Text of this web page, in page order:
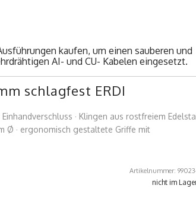
kaufen, um einen sauberen und
AI- und CU- Kabelen eingesetzt.
schlagfest ERDI
· Klingen aus rostfreiem
Ø · ergonomisch gestaltete Griffe mit
Artikelnummer:
nicht im